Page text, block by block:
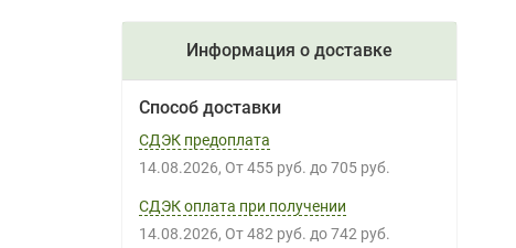
Информация о доставке
Способ доставки
СДЭК предоплата
14.08.2026 От 455 руб. до 705 руб.
СДЭК оплата при получении
14.08.2026 От 482 руб. до 742 руб.